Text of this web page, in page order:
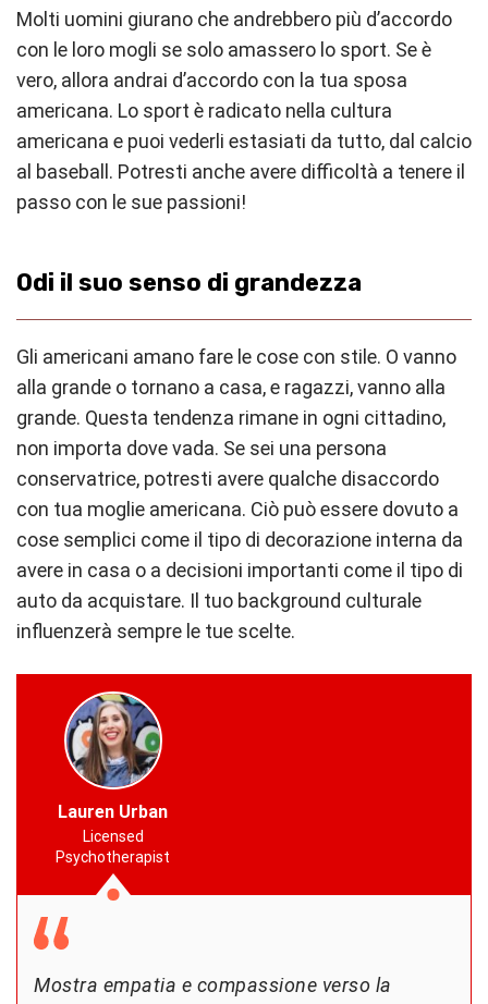
Molti uomini giurano che andrebbero più d’accordo
con le loro mogli se solo amassero lo sport. Se è
vero, allora andrai d’accordo con la tua sposa
americana. Lo sport è radicato nella cultura
americana e puoi vederli estasiati da tutto, dal calcio
al baseball. Potresti anche avere difficoltà a tenere il
passo con le sue passioni!
Odi il suo senso di grandezza
Gli americani amano fare le cose con stile. O vanno
alla grande o tornano a casa, e ragazzi, vanno alla
grande. Questa tendenza rimane in ogni cittadino,
non importa dove vada. Se sei una persona
conservatrice, potresti avere qualche disaccordo
con tua moglie americana. Ciò può essere dovuto a
cose semplici come il tipo di decorazione interna da
avere in casa o a decisioni importanti come il tipo di
auto da acquistare. Il tuo background culturale
influenzerà sempre le tue scelte.
Lauren Urban
Licensed
Psychotherapist
Mostra empatia e compassione verso la